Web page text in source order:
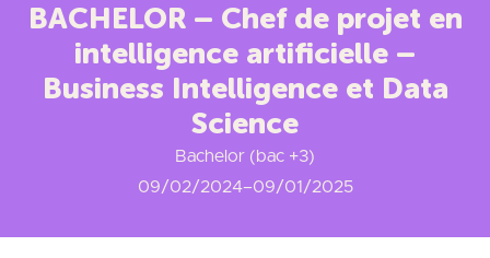
BACHELOR – Chef de projet en
intelligence artificielle –
Business Intelligence et Data
Science
Bachelor (bac +3)
09/02/2024–09/01/2025